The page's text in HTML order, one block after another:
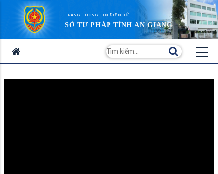
TRANG THÔNG TIN ĐIỆN TỬ
SỞ TƯ PHÁP TỈNH AN GIANG